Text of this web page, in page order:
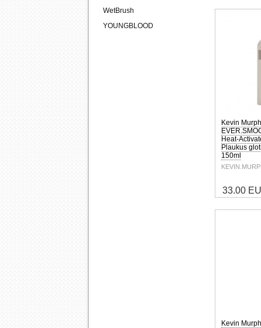
WetBrush
YOUNGBLOOD
Kevin
Heat-
Plaukus
150ml
33.00
Kevin